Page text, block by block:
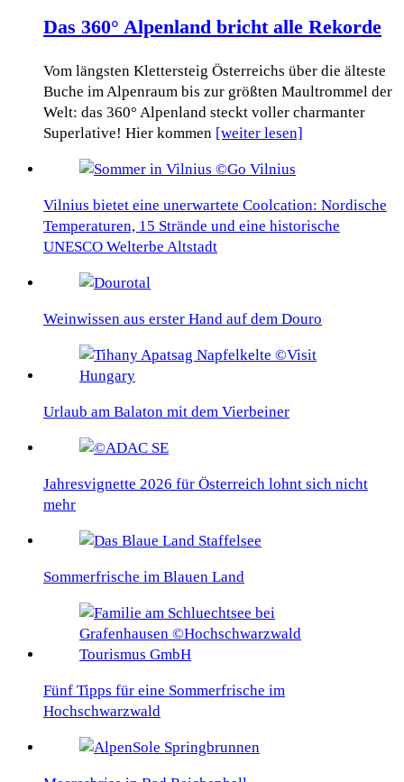
Das 360° Alpenland bricht alle Rekorde
Vom längsten Klettersteig Österreichs über die älteste
Buche im Alpenraum bis zur größten Maultrommel der
Welt: das 360° Alpenland steckt voller charmanter
Superlative! Hier kommen [weiter lesen]
Vilnius bietet eine unerwartete Coolcation: Nordische
Temperaturen, 15 Strände und eine historische
UNESCO Welterbe Altstadt
Weinwissen aus erster Hand auf dem Douro
Urlaub am Balaton mit dem Vierbeiner
Jahresvignette 2026 für Österreich lohnt sich nicht
mehr
Sommerfrische im Blauen Land
Fünf Tipps für eine Sommerfrische im
Hochschwarzwald